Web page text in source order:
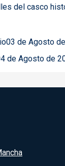
del casco
03 de Agosto
de Agosto de